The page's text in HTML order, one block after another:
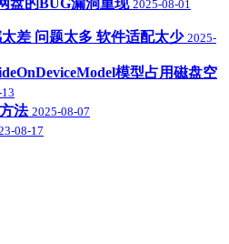
2025-08-01
差 问题太多 软件适配太少 2025-
模型占用磁盘空
法 2025-08-07
08-17